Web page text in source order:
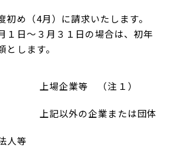
初め（4月）に請求いたします。
１日～３月３１日の場合は、初年
とします。
上場企業等 （注１）
上記以外の企業または団体
人等